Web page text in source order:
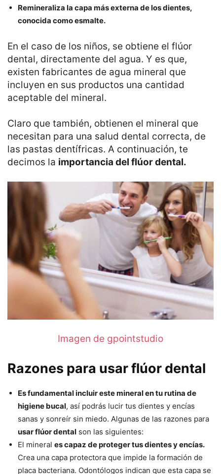
Remineraliza la capa más externa de los dientes,
conocida como esmalte.
En el caso de los niños, se obtiene el flúor
dental, directamente del agua. Y es que,
existen fabricantes de agua mineral que
incluyen en sus productos una cantidad
aceptable del mineral.
Claro que también, obtienen el mineral que
necesitan para una salud dental correcta, de
las pastas dentífricas. A continuación, te
decimos la importancia del flúor dental.
Imagen de gpointstudio
Razones para usar flúor dental
Es fundamental incluir este mineral en tu rutina de
higiene bucal, así podrás lucir tus dientes y encías
sanas y sonreír sin miedo. Algunas de las razones para
usar flúor dental son las siguientes:
El mineral es capaz de proteger tus dientes y encías.
Crea una capa protectora que impide la formación de
placa bacteriana. Odontólogos indican que esta capa se